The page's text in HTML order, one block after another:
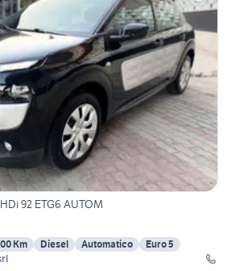
92 ETG6 AUTOM
Km Diesel Automatico
Euro 5